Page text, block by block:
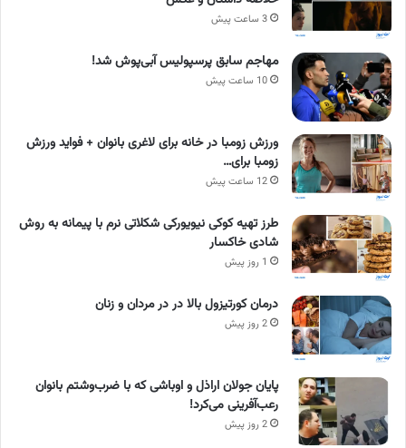
3 ساعت پیش
مهاجم سابق پرسپولیس آبی‌پوش شد!
10 ساعت پیش
ورزش زومبا در خانه برای لاغری بانوان + فواید ورزش
زومبا برای…
12 ساعت پیش
طرز تهیه کوکی نیویورکی شکلاتی نرم با پیمانه به روش
شادی خاکسار
1 روز پیش
درمان کورتیزول بالا در در مردان و زنان
2 روز پیش
پایان جولان اراذل و اوباشی که با ضرب‌وشتم بانوان
رعب‌آفرینی می‌کرد!
2 روز پیش